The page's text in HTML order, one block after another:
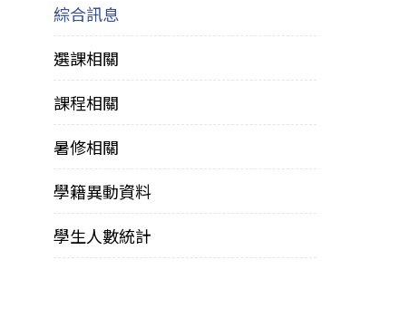
綜合訊息
選課相關
課程相關
暑修相關
學籍異動資料
學生人數統計